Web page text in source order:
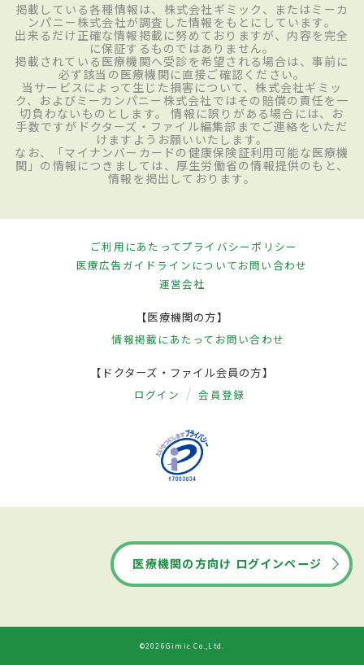
掲載している各種情報は、株式会社ギミック、またはミーカ
ンパニー株式会社が調査した情報をもとにしています。
出来るだけ正確な情報掲載に努めておりますが、内容を完全
に保証するものではありません。
掲載されている医療機関へ受診を希望される場合は、事前に
必ず該当の医療機関に直接ご確認ください。
当サービスによって生じた損害について、株式会社ギミッ
ク、およびミーカンパニー株式会社ではその賠償の責任を一
切負わないものとします。 情報に誤りがある場合には、お
手数ですがドクターズ・ファイル編集部までご連絡をいただ
けますようお願いいたします。
なお、「マイナンバーカードの健康保険証利用可能な医療機
関」の情報につきましては、厚生労働省の情報提供のもと、
情報を掲出しております。
ご利用にあたってプライバシーポリシー
医療広告ガイドラインについてお問い合わせ
運営会社
【医療機関の方】
情報掲載にあたって お問い合わせ
【ドクターズ・ファイル会員の方】
ログイン 会員登録
医療機関の方向け ログインページ
©2026Gimic Co.,Ltd.